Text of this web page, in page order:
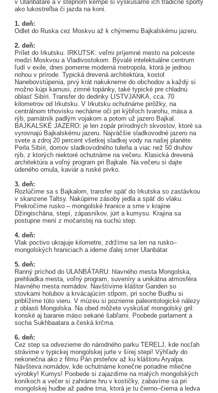
v Ulanbátare a v stepnom kempe si vyskúšame ich tradičné športy
ako lukostreľba či jazda na koni.
1. deň:
Odlet do Ruska cez Moskvu až k chýrnemu Bajkalskému jazeru.
2. deň:
Prílet do Irkutsku. IRKUTSK: veľmi príjemné mesto na polceste
medzi Moskvou a Vladivostokom. Bývalé intelektuálne centrum
ľudí v exile, dnes pomerne moderná metropola, ktorá je jednou
nohou v prírode. Typická drevená architektúra, kostol
Nanebovstúpenia, prvý krát nakukneme do obchodov a každý si
možno kúpi kamusi, zimné topánky, také typické pre chladnú
oblasť Sibíri. Transfer do dedinky LISTVJANKA, cca. 70
kilometrov od Irkutsku. V Irkutsku ochutnáme pirôžky, na
centrálnom trhovisku necháme oči pri kýbľoch tvarohu, mäsa a
rýb, pamätník padlým vojakom a potom už jazero Bajkal.
BAJKALSKÉ JAZERO: je len zopár prírodných skvostov, ktoré sa
vyrovnajú Bajkalskému jazeru. Najväčšie sladkovodné jazero na
svete a zdroj 20 percent všetkej sladkej vody na našej planéte.
Perla Sibíri, domov sladkovodného tuleňa a viac než 50 druhov
rýb, z ktorých niektoré ochutnáme na večeru. Klasická drevená
architektúra a voľný program pri Bajkale. Na večeru si dajte
údeného omula, kaviár a ruské pivko.
3. deň:
Rozlúčime sa s Bajkalom, transfer späť do Irkutska so zastávkou
v skanzene Taltsy. Nakúpime zásoby jedla a späť do vlaku.
Prekročíme rusko – mongolské hranice a sme v krajine
Džingischána, stepí, zápasníkov, júrt a kumysu. Krajina sa
postupne mení z močaristej na suchú step.
4. deň:
Vlak poctivo ukrajuje kilometre, zdržíme sa len na rusko–
mongolských hraniciach a ideme ďalej smer Ulanbátar.
5. deň:
Ranný príchod do ULANBÁTARU: hlavného mesta Mongolska,
prehliadka mesta, voľný program, suveníry a unikátna atmosféra
hlavného mesta nomádov. Navštívime kláštor Ganden so
stovkami holubov a krvácajúcim stĺpom, pri soche Budhu si
priblížime túto vieru. V múzeu si pozrieme paleontologické nálezy
z oblasti Mongolska. Na obed môžete vyskúšať mongolský gril:
konské aj baranie mäso sekané šabľami. Poobede parlament a
socha Sukhbaatara a česká krčma.
6. deň:
Cez step sa odvezieme do národného parku TERELJ, kde nocľah
strávime v typickej mongolskej jurte v šírej stepi! Výhľady do
nekonečna ako z filmu Pán prsteňov až ku kláštoru Aryalpa.
Návšteva nomádov, kde ochutnáme konečne poriadne mliečne
výrobky! Kumys! Poobede si zajazdíme na malých mongolských
koníkoch a večer si zahráme hru v kostičky, zabavíme sa pri
mongolskej hudbe až padne tma, ktorá je tu čierno–čierna a ledva